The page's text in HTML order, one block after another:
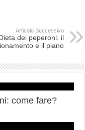
Articolo Successivo
dei peperoni: il
e il piano
come fare?